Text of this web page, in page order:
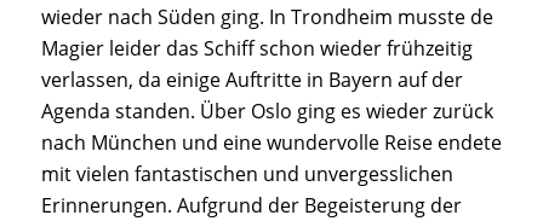
wieder nach Süden ging. In Trondheim musste de
Magier leider das Schiff schon wieder frühzeitig
verlassen, da einige Auftritte in Bayern auf der
Agenda standen. Über Oslo ging es wieder zurück
nach München und eine wundervolle Reise endete
mit vielen fantastischen und unvergesslichen
Erinnerungen. Aufgrund der Begeisterung der